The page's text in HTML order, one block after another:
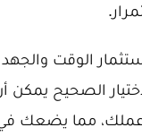
الوقت
الصحيح يمكن
عملك، مما يضعك